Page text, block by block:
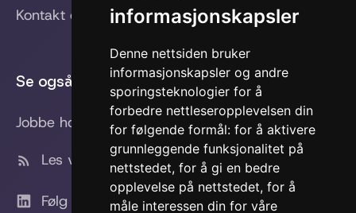
informasjonskapsler
Denne nettsiden bruker
informasjonskapsler og andre
sporingsteknologier for å
forbedre nettleseropplevelsen din
for følgende formål: for å aktivere
grunnleggende funksjonalitet på
nettstedet, for å gi en bedre
opplevelse på nettstedet, for å
måle interessen din for våre
Kontakt oss
Se også
Jobbe hos oss?
Les vår tech-blog
Følg oss på LinkedIn